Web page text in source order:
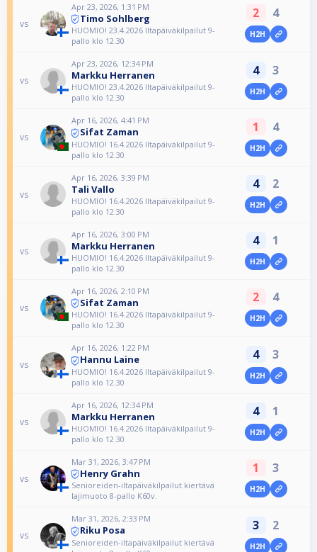
vs
Apr 23, 2026, 1:31 PM
Timo Sohlberg
HUOMIO! 23.4.2026 Iltapäiväkilpailut 9-
pallo klo 12.30
2 4
H2H
vs
Apr 23, 2026, 12:34 PM
Markku Herranen
HUOMIO! 23.4.2026 Iltapäiväkilpailut 9-
pallo klo 12.30
4 3
H2H
vs
Apr 16, 2026, 4:41 PM
Sifat Zaman
HUOMIO! 16.4.2026 Iltapäiväkilpailut 9-
pallo klo 12.30
1 4
H2H
vs
Apr 16, 2026, 3:39 PM
Tali Vallo
HUOMIO! 16.4.2026 Iltapäiväkilpailut 9-
pallo klo 12.30
4 2
H2H
vs
Apr 16, 2026, 3:00 PM
Markku Herranen
HUOMIO! 16.4.2026 Iltapäiväkilpailut 9-
pallo klo 12.30
4 1
H2H
vs
Apr 16, 2026, 2:10 PM
Sifat Zaman
HUOMIO! 16.4.2026 Iltapäiväkilpailut 9-
pallo klo 12.30
2 4
H2H
vs
Apr 16, 2026, 1:22 PM
Hannu Laine
HUOMIO! 16.4.2026 Iltapäiväkilpailut 9-
pallo klo 12.30
4 3
H2H
vs
Apr 16, 2026, 12:34 PM
Markku Herranen
HUOMIO! 16.4.2026 Iltapäiväkilpailut 9-
pallo klo 12.30
4 1
H2H
vs
Mar 31, 2026, 3:47 PM
Henry Grahn
Senioreiden-iltapäiväkilpailut kiertävä
lajimuoto 8-pallo K60v.
1 3
H2H
vs
Mar 31, 2026, 2:33 PM
Riku Posa
Senioreiden-iltapäiväkilpailut kiertävä
3 2
H2H